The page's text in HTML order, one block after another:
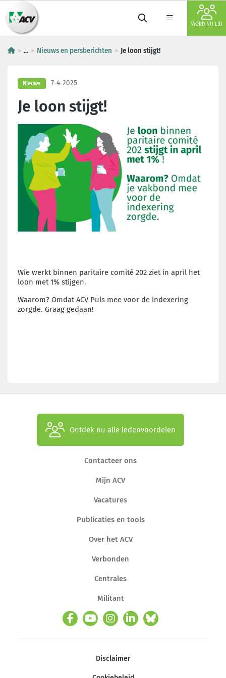
WORD NU LID
... Nieuws en persberichten Je loon stijgt!
Nieuws 7-4-2025
Je loon stijgt!
Wie werkt binnen paritaire comité 202 ziet in april het
loon met 1% stijgen.
Waarom? Omdat ACV Puls mee voor de indexering
zorgde. Graag gedaan!
Ontdek nu alle ledenvoordelen
Contacteer ons
Mijn ACV
Vacatures
Publicaties en tools
Over het ACV
Verbonden
Centrales
Militant
Disclaimer